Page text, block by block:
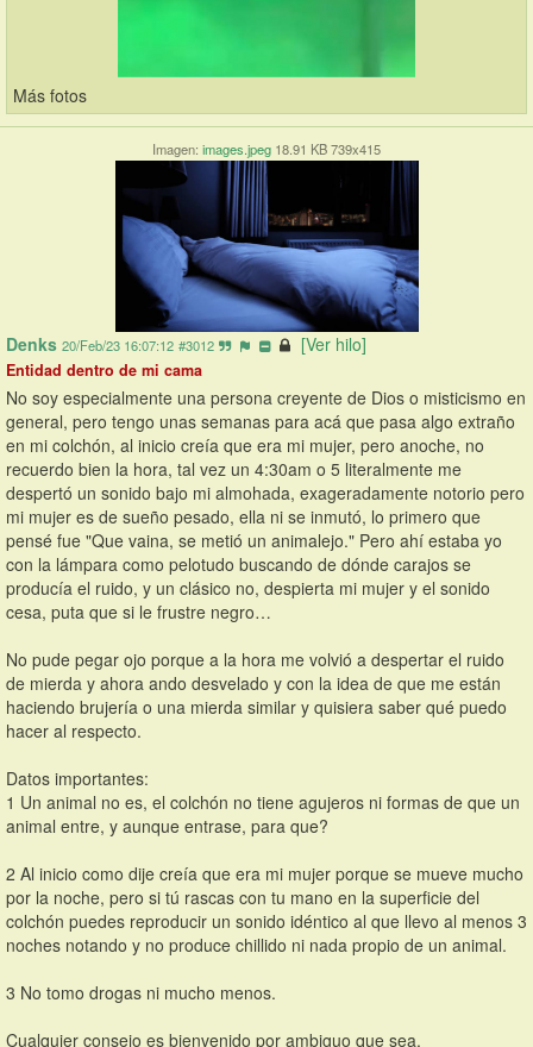
Más fotos
Imagen: images.jpeg 18.91 KB 739x415
Denks 20/Feb/23 16:07:12 #3012 [Ver hilo]
Entidad dentro de mi cama
No soy especialmente una persona creyente de Dios o misticismo en
general, pero tengo unas semanas para acá que pasa algo extraño
en mi colchón, al inicio creía que era mi mujer, pero anoche, no
recuerdo bien la hora, tal vez un 4:30am o 5 literalmente me
despertó un sonido bajo mi almohada, exageradamente notorio pero
mi mujer es de sueño pesado, ella ni se inmutó, lo primero que
pensé fue "Que vaina, se metió un animalejo." Pero ahí estaba yo
con la lámpara como pelotudo buscando de dónde carajos se
producía el ruido, y un clásico no, despierta mi mujer y el sonido
cesa, puta que si le frustre negro…
No pude pegar ojo porque a la hora me volvió a despertar el ruido
de mierda y ahora ando desvelado y con la idea de que me están
haciendo brujería o una mierda similar y quisiera saber qué puedo
hacer al respecto.
Datos importantes:
1 Un animal no es, el colchón no tiene agujeros ni formas de que un
animal entre, y aunque entrase, para que?
2 Al inicio como dije creía que era mi mujer porque se mueve mucho
por la noche, pero si tú rascas con tu mano en la superficie del
colchón puedes reproducir un sonido idéntico al que llevo al menos 3
noches notando y no produce chillido ni nada propio de un animal.
3 No tomo drogas ni mucho menos.
Cualquier consejo es bienvenido por ambiguo que sea.